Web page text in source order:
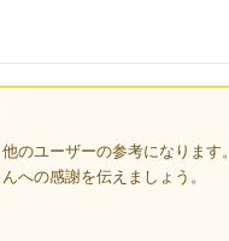
のユーザーの参考になります。
への感謝を伝えましょう。